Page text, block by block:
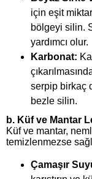
için eşit
bölgeyi silin.
yardımcı olur.
Karbonat:
serpip birkaç
bezle silin.
b. Küf ve Mantar
Küf ve mantar,
temizlenmezse
Çamaşır